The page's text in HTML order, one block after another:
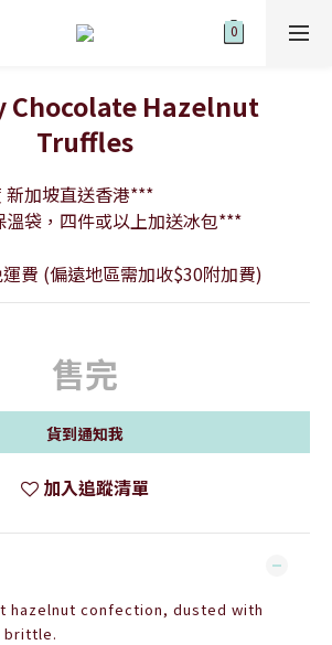
Chocolate Hazelnut
Truffles
加坡直送香港***
袋，四件或以上加送冰包***
費 (偏遠地區需加收$30附加費)
售完
貨到通知我
加入追蹤清單
hazelnut confection, dusted with
brittle.